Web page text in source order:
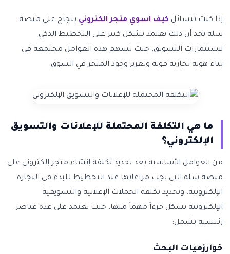
إذا كنت تتسائل كيف اسوي متجر الكتروني بنجاح على منصة
سلة نجد أن ذلك يعتمد بشكل كبير على التخطيط الذكي
لاستثمارات التسويق، حيث تسهم هذه العوامل مجتمعة في
بناء هوية تجارية قوية وتعزيز وجود المتجر في السوق.
ما هي التكلفة المحتملة للإعلانات والتسويق
الإلكتروني؟
من العوامل الأساسية بعد تحديد تكلفة إنشاء متجر إلكتروني على
منصة سلة التي يجب مراعاتها عند التخطيط للبدء في التجارة
الإلكترونية، وتحديد تكلفة الحملات الإعلانية والتسويقية
الإلكترونية يشكل جزءاً مهماً منها، حيث يعتمد على عدة عناصر
رئيسية تشمل:
خوارزميات البحث